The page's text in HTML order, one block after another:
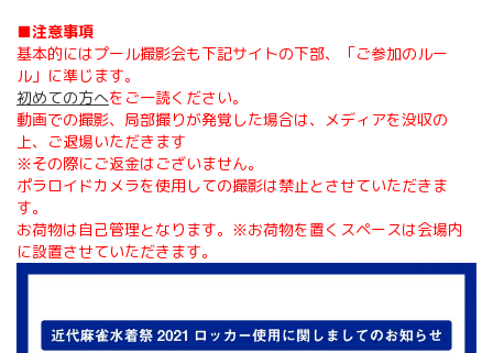
■注意事項
基本的にはプール撮影会も下記サイトの下部、「ご参加のルー
ル」に準じます。
初めての方へをご一読ください。
動画での撮影、局部撮りが発覚した場合は、メディアを没収の
上、ご退場いただきます
※その際にご返金はございません。
ポラロイドカメラを使用しての撮影は禁止とさせていただきま
す。
お荷物は自己管理となります。※お荷物を置くスペースは会場内
に設置させていただきます。